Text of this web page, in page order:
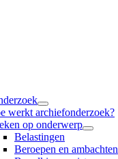
werkt archiefonderzoek?
op onderwerp
Belastingen
Beroepen en ambachten